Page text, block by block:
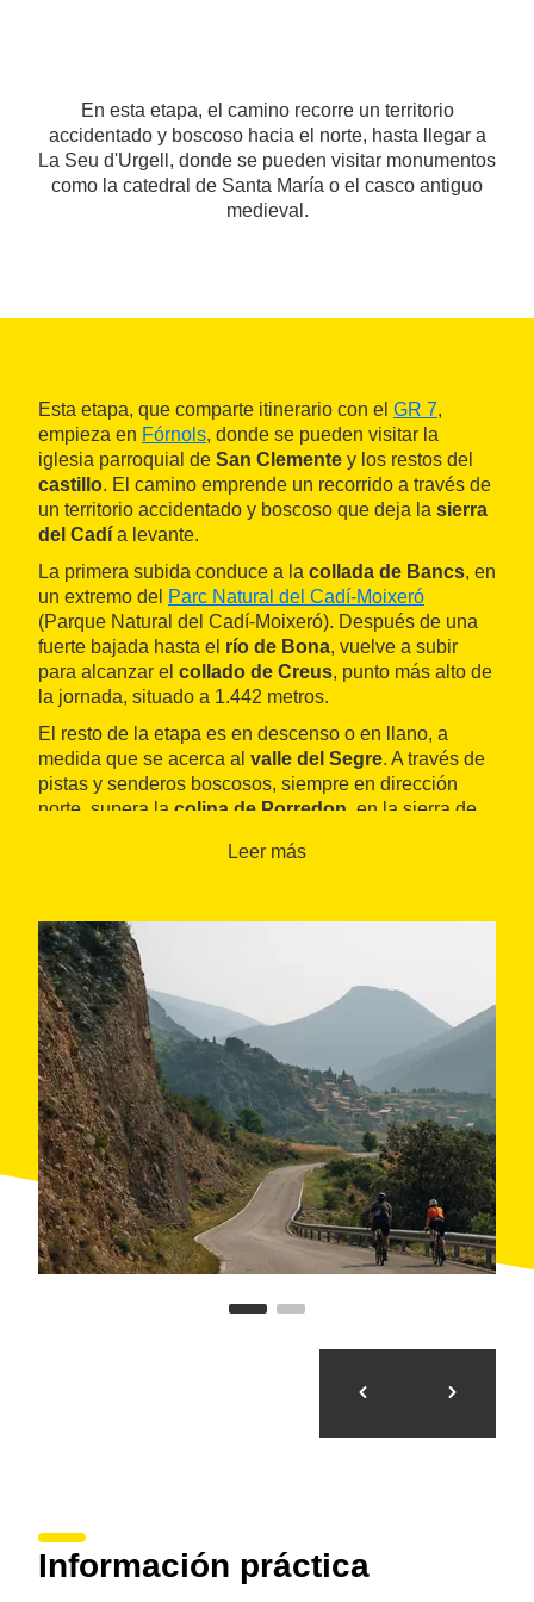
En esta etapa, el camino recorre un territorio
accidentado y boscoso hacia el norte, hasta llegar a
La Seu d'Urgell, donde se pueden visitar monumentos
como la catedral de Santa María o el casco antiguo
medieval.
Esta etapa, que comparte itinerario con el GR 7,
empieza en Fórnols, donde se pueden visitar la
iglesia parroquial de San Clemente y los restos del
castillo. El camino emprende un recorrido a través de
un territorio accidentado y boscoso que deja la sierra
del Cadí a levante.
La primera subida conduce a la collada de Bancs, en
un extremo del Parc Natural del Cadí-Moixeró
(Parque Natural del Cadí-Moixeró). Después de una
fuerte bajada hasta el río de Bona, vuelve a subir
para alcanzar el collado de Creus, punto más alto de
la jornada, situado a 1.442 metros.
El resto de la etapa es en descenso o en llano, a
medida que se acerca al valle del Segre. A través de
pistas y senderos boscosos, siempre en dirección
norte, supera la colina de Porredon , en la sierra de
río de Casanoves
de Santa María
San Miguelo el
calle Canonges y la calle Major.
Leer más
Información práctica